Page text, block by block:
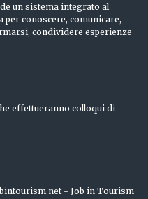
un sistema integrato al
conoscere, comunicare,
condividere esperienze
effettueranno colloqui di
- Job in Tourism